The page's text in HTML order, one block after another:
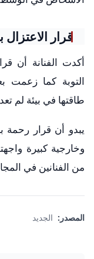
قرار
أكدت الفنانة أن
التوبة كما زعمت
طاقتها في بيئة لم
يبدو أن قرار رحمة
وخارجية كبيرة
من الفنانين في
المصدر: الجديد